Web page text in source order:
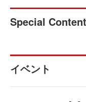
Special
イベント